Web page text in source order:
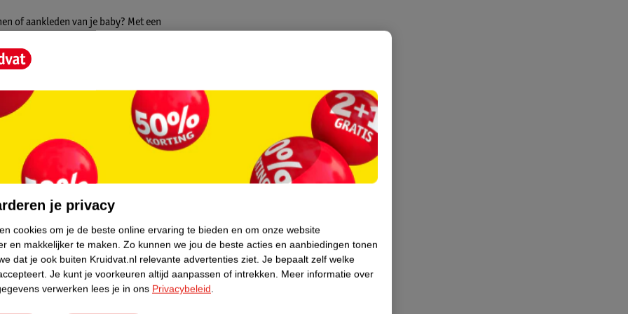
of aankleden van je baby? Met een
is handig en stylish in een en een
stijlen en kleuren zodat je er altijd wel
aan de binnenzijde verstevigd zodat het
look.
organic cotton. De stof is heel zacht en is
in een onregelmatig patroon over de
zie jij sneeuwvlokjes of doe je een
je privacy
cookies om je de beste online ervaring te bieden en om onze website
en makkelijker te maken. Zo kunnen we jou de beste acties en aanbiedingen tonen
dat je ook buiten Kruidvat.nl relevante advertenties ziet. Je bepaalt zelf welke
Je kunt je voorkeuren altijd aanpassen of intrekken. Meer informatie over
verwerken lees je in ons Privacybeleid.